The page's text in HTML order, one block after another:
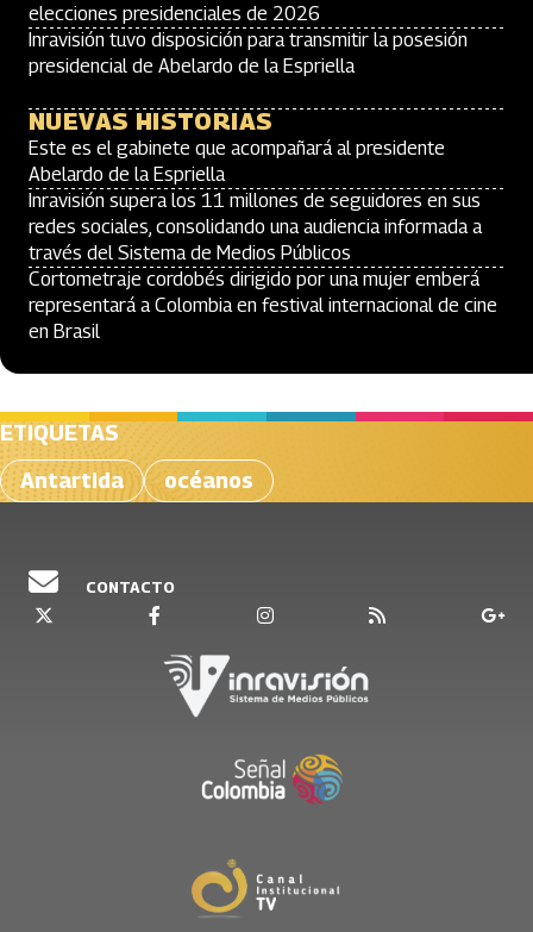
elecciones presidenciales de 2026
Inravisión tuvo disposición para transmitir la posesión
presidencial de Abelardo de la Espriella
NUEVAS HISTORIAS
Este es el gabinete que acompañará al presidente
Abelardo de la Espriella
Inravisión supera los 11 millones de seguidores en sus
redes sociales, consolidando una audiencia informada a
través del Sistema de Medios Públicos
Cortometraje cordobés dirigido por una mujer emberá
representará a Colombia en festival internacional de cine
en Brasil
ETIQUETAS
Antartida
océanos
CONTACTO